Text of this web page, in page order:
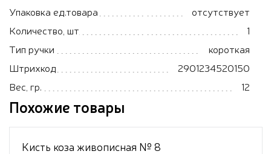
Упаковка ед.товара
отсутствует
Количество, шт
1
Тип ручки
короткая
Штрихкод
2901234520150
Вес, гр.
12
Похожие товары
Кисть коза живописная № 8